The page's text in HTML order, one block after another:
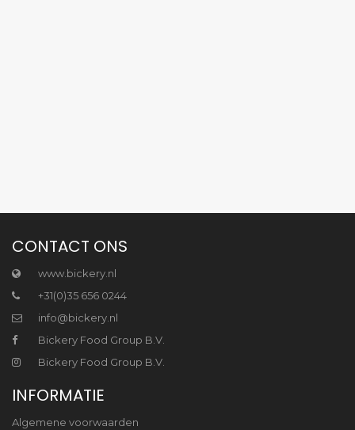
CONTACT ONS
www.bickery.nl
+31(0)35 656 0244
info@bickery.nl
Bickery Food Group B.V.
Bickery Food Group B.V.
INFORMATIE
Algemene voorwaarden